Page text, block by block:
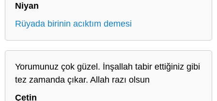
Niyan
Rüyada birinin acıktım demesi
Yorumunuz çok güzel. İnşallah tabir ettiğiniz gibi
tez zamanda çıkar. Allah razı olsun
Çetin